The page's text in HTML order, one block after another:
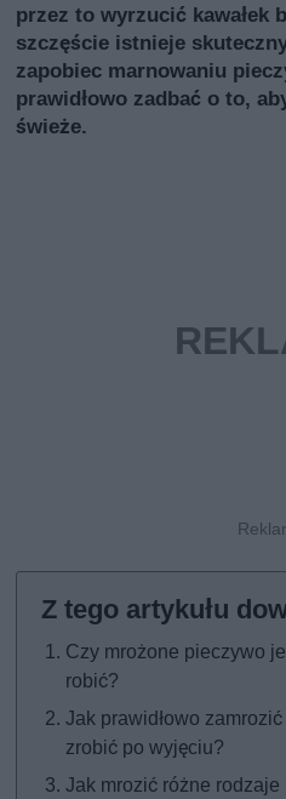
przez to wyrzucić kawałek
szczęście istnieje
zapobiec marnowaniu
prawidłowo zadbać o to,
świeże.
Czy mrożone pieczywo
robić?
Jak prawidłowo
zrobić po wyjęciu?
Jak mrozić różne